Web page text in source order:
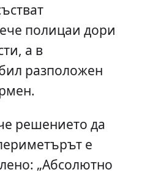
полицаи дори
а в
разположен
решението да
е
„Абсолютно